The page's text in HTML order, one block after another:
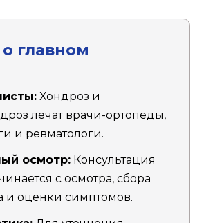
главном
Хондроз и
лечат врачи-ортопеды,
и ревматологи.
осмотр: Консультация
с осмотра, сбора
и оценки симптомов.